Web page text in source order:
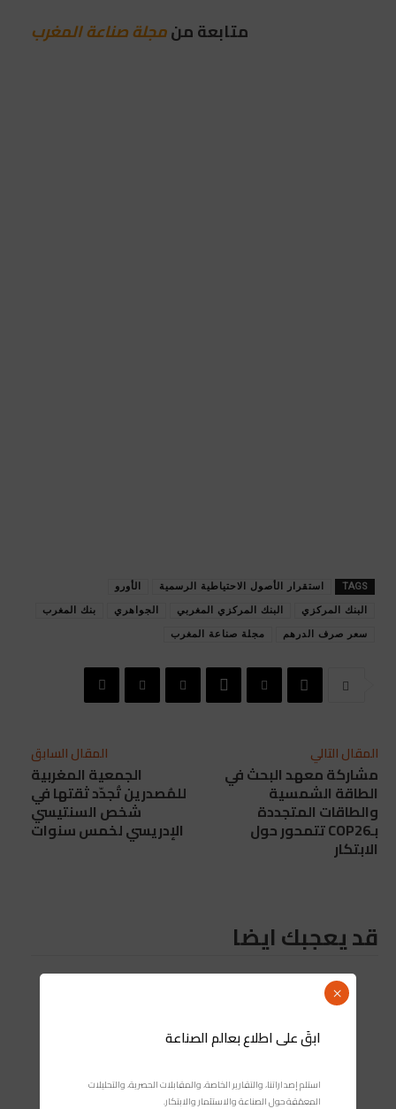
متابعة منمجلة صناعة المغرب
TAGS استقرار الأصول الاحتياطية الرسمية الأورو
البنك المركزي البنك المركزي المغربي الجواهري بنك المغرب
سعر صرف الدرهم مجلة صناعة المغرب
المقال السابق
الجمعية المغربية
للمُصدرين تُجدّد ثقتها في
شخص السنتيسي
الإدريسي لخمس سنوات
المقال التالي
مشاركة معهد البحث في
الطاقة الشمسية
والطاقات المتجددة
بـCOP26 تتمحور حول
الابتكار
قد يعجبك ايضا
ابقَ على اطلاع بعالم الصناعة
استلم إصداراتنا، والتقارير الخاصة، والمقابلات الحصرية، والتحليلات
المعمّقة حول الصناعة والاستثمار والابتكار.
×